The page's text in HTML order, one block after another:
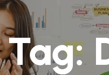
Tag: